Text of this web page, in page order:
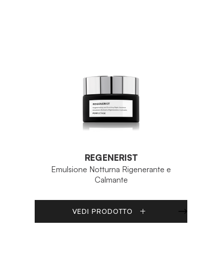
REGENERIST
Emulsione Notturna Rigenerante e
Calmante
VEDI PRODOTTO